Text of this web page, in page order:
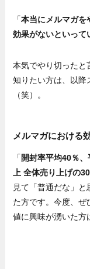
「本当にメルマガを
効果がないといって
本気でやり切ったと
知りたい方は、以降
（笑）。
メルマガにおける
「 開封率平均40％
上 全体売り上げの
見て「普通だな」
た方です。今度、ぜ
値に興味が湧いた方